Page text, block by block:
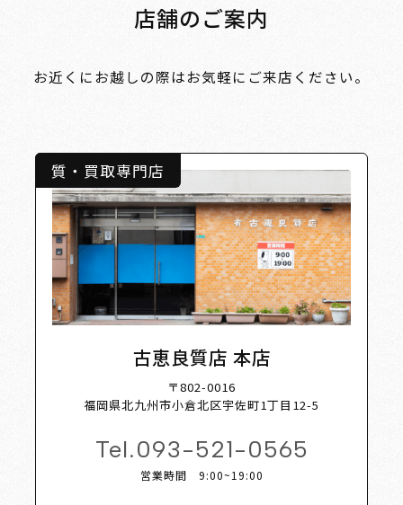
店舗のご案内
お近くにお越しの際はお気軽にご来店ください。
質・買取専門店
古恵良質店 本店
〒802-0016
福岡県北九州市小倉北区宇佐町1丁目12-5
Tel.093-521-0565
営業時間 9:00~19:00